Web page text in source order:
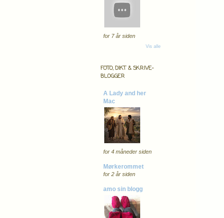
for 7 år siden
Vis alle
FOTO, DIKT & SKRIVE-
BLOGGER
A Lady and her
Mac
for 4 måneder siden
Mørkerommet
for 2 år siden
amo sin blogg